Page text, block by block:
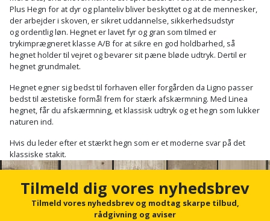
Gips
Grundmursplader
Hardieplank
brædder
Hemsestige
Isolering
Komposit
terrassebrædder
Gipsværktøj
Glasløfter
Hæftepistol
og
-
hammer
Hammer
Bor
Bordrundsav
Bore-
og
skruemaskine
Borehammer
Boremaskinetilbehør
Detektor
Motorsav
og
kædesav
tilbehør
Pælebor
Plæneklipper
Plæneklipper
tilbehør
Robotplæneklipper
Brugskunst
Camping
Damprengøring
Dørmåtte
Dørrist
Drivhus
Drivhustilbehør
Tape
Ventilation
og
indeklima
Gaveideer
Aktiviteter
Plus Hegn for at dyr og planteliv bliver beskyttet og at de mennesker,
der arbejder i skoven, er sikret uddannelse, sikkerhedsudstyr
og ordentlig løn. Hegnet er lavet fyr og gran som tilmed er
trykimprægneret klasse A/B for at sikre en god holdbarhed, så
hegnet holder til vejret og bevarer sit pæne bløde udtryk. Dertil er
hegnet grundmalet.
Hegnet egner sig bedst til forhaven eller forgården da Ligno passer
bedst til æstetiske formål frem for stærk afskærmning. Med Linea
hegnet, får du afskærmning, et klassisk udtryk og et hegn som lukker
naturen ind.
Hvis du leder efter et stærkt hegn som er et moderne svar på det
klassiske stakit.
Tilmeld dig vores nyhedsbrev
Tilmeld vores nyhedsbrev og modtag skarpe tilbud,
rådgivning og aviser